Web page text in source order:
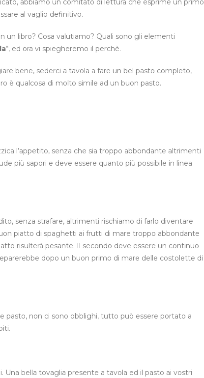
abbiamo un comitato di lettura che esprime un primo
al vaglio definitivo.
un libro? Cosa valutiamo? Quali sono gli elementi
“, ed ora vi spiegheremo il perchè.
bene, sederci a tavola a fare un bel pasto completo,
è qualcosa di molto simile ad un buon pasto.
l’appetito, senza che sia troppo abbondante altrimenti
più sapori e deve essere quanto più possibile in linea
senza strafare, altrimenti rischiamo di farlo diventare
piatto di spaghetti ai frutti di mare troppo abbondante
risulterà pesante. Il secondo deve essere un continuo
dopo un buon primo di mare delle costolette di
pasto, non ci sono obblighi, tutto può essere portato a
bella tovaglia presente a tavola ed il pasto ai vostri